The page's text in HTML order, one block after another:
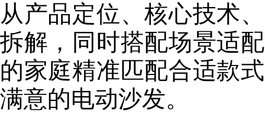
从产品定位、核心技术
拆解，同时搭配场景适
的家庭精准匹配合适款
满意的电动沙发。